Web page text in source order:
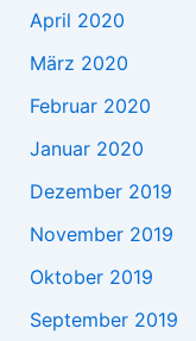
April 2020
März 2020
Februar 2020
Januar 2020
Dezember 2019
November 2019
Oktober 2019
September 2019